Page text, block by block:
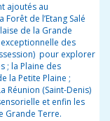
ajoutés au
de l’Etang Salé
de la Grande
des
pour explorer
; la Plaine des
la Petite Plaine ;
Réunion (Saint-Denis)
et enfin les
Grande Terre.